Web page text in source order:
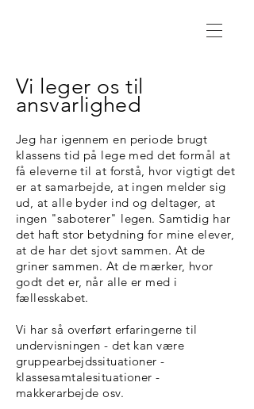
Vi leger os til
ansvarlighed
Jeg har igennem en periode brugt
klassens tid på lege med det formål at
få eleverne til at forstå, hvor vigtigt det
er at samarbejde, at ingen melder sig
ud, at alle byder ind og deltager, at
ingen "saboterer" legen. Samtidig har
det haft stor betydning for mine elever,
at de har det sjovt sammen. At de
griner sammen. At de mærker, hvor
godt det er, når alle er med i
fællesskabet.
Vi har så overført erfaringerne til
undervisningen - det kan være
gruppearbejdssituationer -
klassesamtalesituationer -
makkerarbejde osv.